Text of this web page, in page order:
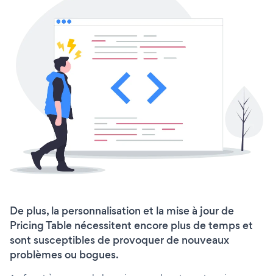
De plus, la personnalisation et la mise à jour de
Pricing Table nécessitent encore plus de temps et
sont susceptibles de provoquer de nouveaux
problèmes ou bogues.